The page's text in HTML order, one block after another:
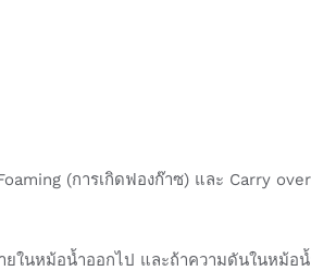
(การเกิดฟองก๊าซ) และ Carry
ในหม้อน้ำออกไป และถ้าความดันในหม้อ